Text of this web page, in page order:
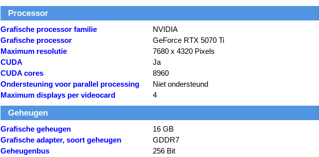
Processor
Grafische processor familie
NVIDIA
Grafische processor
GeForce RTX 5070 Ti
Maximum resolutie
7680 x 4320 Pixels
CUDA
Ja
CUDA cores
8960
Ondersteuning voor parallel processing
Niet ondersteund
Maximum displays per videocard
4
Geheugen
Grafische geheugen
16 GB
Grafische adapter, soort geheugen
GDDR7
Geheugenbus
256 Bit